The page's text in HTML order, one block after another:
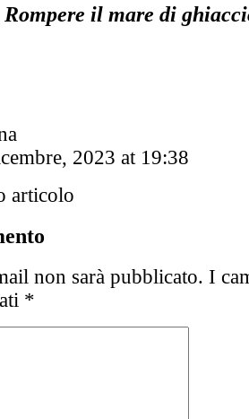
Rompere il mare di
2023 at 19:38
articolo
non sarà pubblicato. I
*